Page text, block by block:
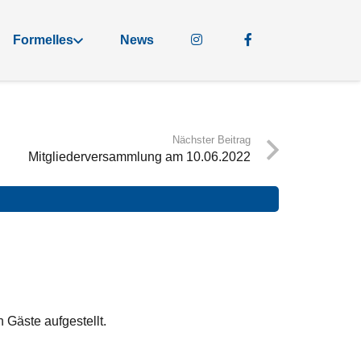
Formelles News
Nächster Beitrag
Mitgliederversammlung am 10.06.2022
Gäste aufgestellt.